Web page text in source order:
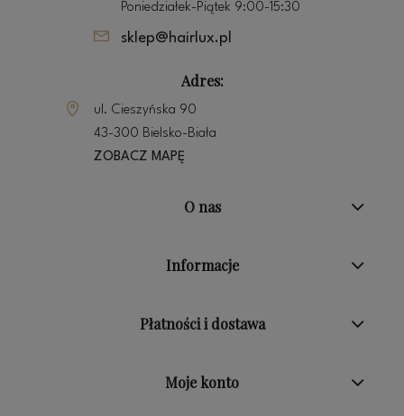
Poniedziałek-Piątek 9:00-15:30
sklep@hairlux.pl
Adres:
ul. Cieszyńska 90
43-300 Bielsko-Biała
ZOBACZ MAPĘ
O nas
Informacje
Płatności i dostawa
Moje konto